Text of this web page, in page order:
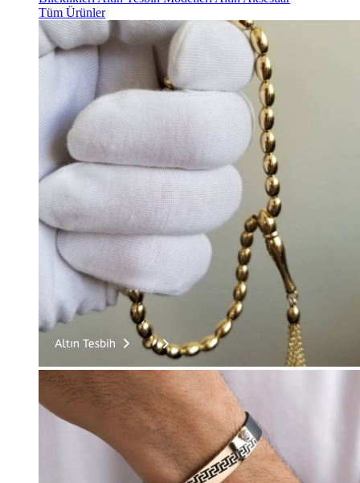
Tüm Ürünler